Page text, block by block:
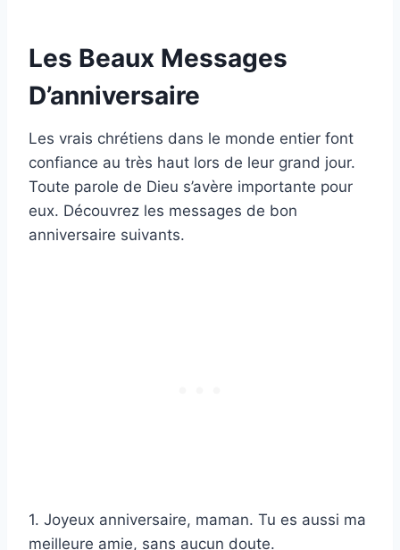
Les Beaux Messages
D’anniversaire
Les vrais chrétiens dans le monde entier font
confiance au très haut lors de leur grand jour.
Toute parole de Dieu s’avère importante pour
eux. Découvrez les messages de bon
anniversaire suivants.
1. Joyeux anniversaire, maman. Tu es aussi ma
meilleure amie, sans aucun doute.